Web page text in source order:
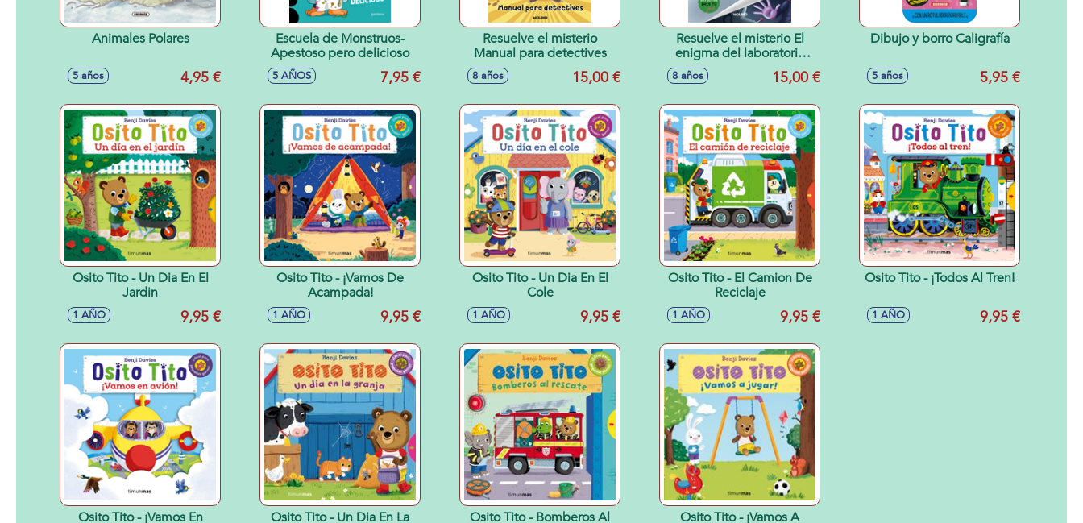
Animales Polares
5 años 4,95 €
Escuela de Monstruos-
Apestoso pero delicioso
5 AÑOS 7,95 €
Resuelve el misterio
Manual para detectives
8 años 15,00 €
Resuelve el misterio El
enigma del laboratorio
8 años 15,00 €
Dibujo y borro Caligrafía
5 años 5,95 €
Osito Tito - Un Dia En El
Jardin
1 AÑO 9,95 €
Osito Tito - ¡Vamos De
Acampada!
1 AÑO 9,95 €
Osito Tito - Un Dia En El
Cole
1 AÑO 9,95 €
Osito Tito - El Camion De
Reciclaje
1 AÑO 9,95 €
Osito Tito - ¡Todos Al Tren!
1 AÑO 9,95 €
Osito Tito - ¡Vamos En Osito Tito - Un Dia En La Osito Tito - Bomberos Al Osito Tito - ¡Vamos A